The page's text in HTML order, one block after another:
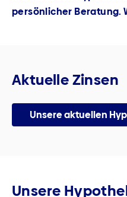
persönlicher Beratung.
Aktuelle Zinsen
Unsere aktuellen
Unsere